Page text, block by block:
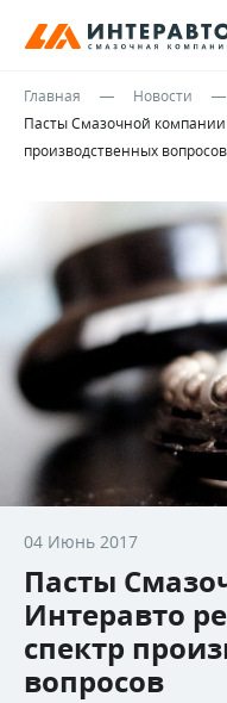
Главная
Новости
Пасты Смазочной
производственных вопросов
04 Июнь 2017
Пасты
Интеравто
спектр
вопросов